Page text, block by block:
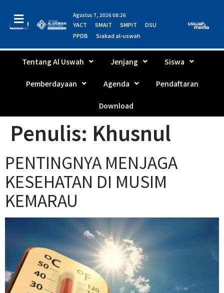
Agustus 7, 2026 08:26
YACT SMAIT SMPIT
DSU
PPDB
Siakad al-uswah
Tentang Al Uswah Jenjang Siswa
Pemberdayaan Agenda Pendaftaran
Download
Penulis: Khusnul
PENTINGNYA MENJAGA
KESEHATAN DI MUSIM
KEMARAU